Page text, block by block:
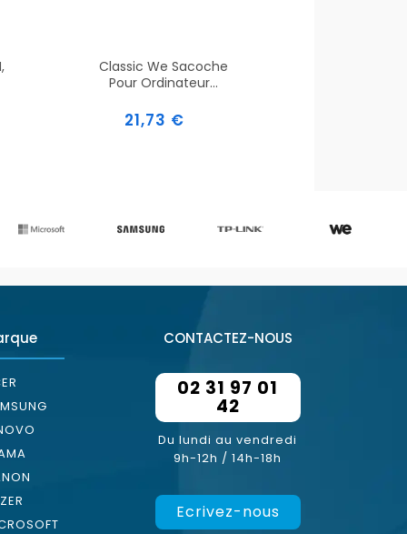
Classic We Sacoche
Pour Ordinateur...
Prix
21,73 €
CONTACTEZ-NOUS
02 31 97 01
42
Du lundi au vendredi
9h-12h / 14h-18h
Ecrivez-nous